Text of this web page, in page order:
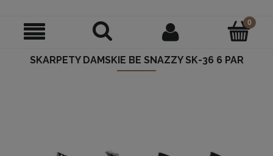
SKARPETY DAMSKIE BE SNAZZY SK-36 6 PAR